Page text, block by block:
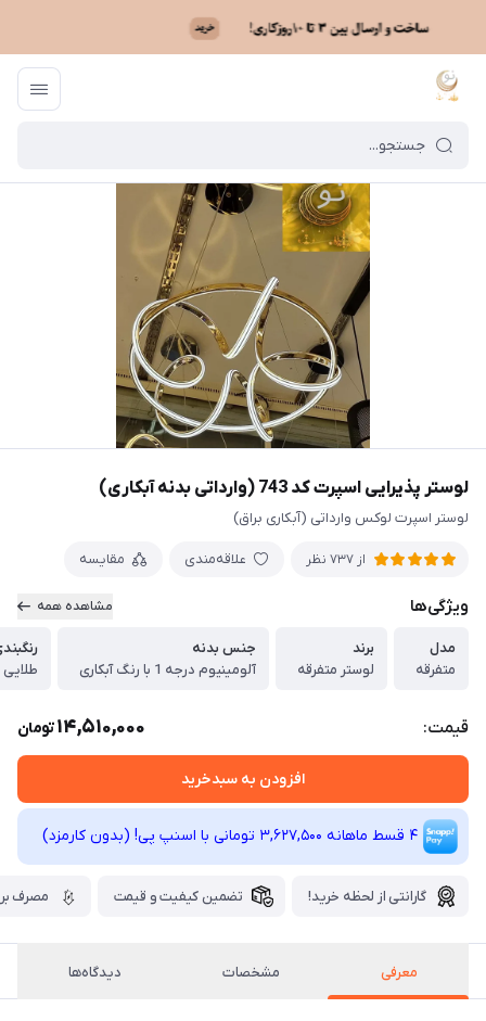
ماه نو / فهرست محصولات
لوستر پذیرایی اسپرت کد 743 (وارداتی بدنه آبکاری)
لوستر اسپرت لوکس وارداتی (آبکاری براق)
از 737 نظر علاقه‌مندی مقایسه
ویژگی‌ها مشاهده همه
مدل
متفرقه
برند
لوستر متفرقه
جنس بدنه
آلومینیوم درجه 1 با رنگ آبکاری
طلایی
قیمت: 14,510,000تومان
افزودن به سبدخرید
4 قسط ماهانه 3,627,500 تومانی با اسنپ ‌پی! (بدون کارمزد)
گارانتی از لحظه خرید! تضمین کیفیت و قیمت مصرف
معرفی مشخصات دیدگاه‌ها